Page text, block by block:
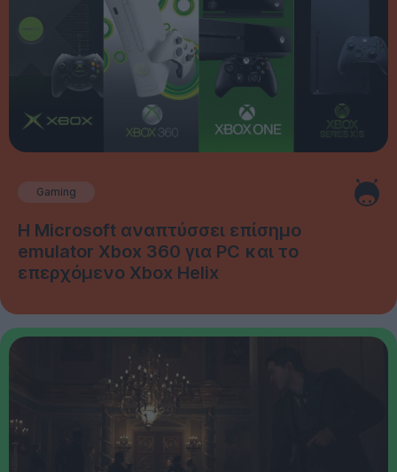
Gaming
Η Microsoft αναπτύσσει επίσημο
emulator Xbox 360 για PC και το
επερχόμενο Xbox Helix